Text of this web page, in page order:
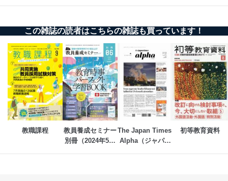
質向上のため
ー等にて公表する利用目的達成の
ため
※上記の利用目的のうちNo.1～5については保有個人デ
ータ（開示対象個人情報）の利用目的であり、下記4.の
開示等のご請求に対応させていただきます。
なお、6、7については、パートナー（提携企業）様又は
各SNS運営会社様にご請求いただきますようお願い致し
ます。
３．個人情報の第三者提供について
当社は、取得した個人情報を適切に管理し､あらかじめ
本人の同意を得ることなく第三者に提供することはあり
ません。ただし、次の場合は除きます。
この雑誌の読者はこちらの雑誌も買っています！
教職課程
教員養成セミナー
別冊（2024年5月
The Japan Times
Alpha（ジャパン
初等教育資料